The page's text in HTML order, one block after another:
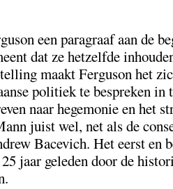
een paragraaf aan de
dat ze hetzelfde
maakt Ferguson het
politiek te bespreken in
naar hegemonie en het
juist wel, net als de
Bacevich. Het eerst en
jaar geleden door de